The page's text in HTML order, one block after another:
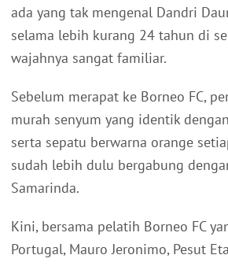
ada yang tak mengenal Dandri
selama lebih kurang 24 tahun di
wajahnya sangat familiar.
Sebelum merapat ke Borneo FC,
murah senyum yang identik
serta sepatu berwarna orange
sudah lebih dulu bergabung
Samarinda.
Kini, bersama pelatih Borneo FC
Portugal, Mauro Jeronimo, Pesut